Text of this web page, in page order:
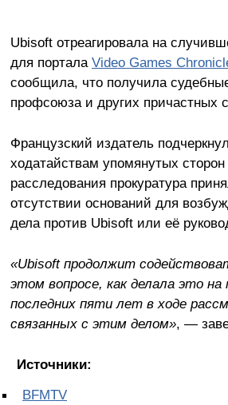
Ubisoft отреагировала на
для портала Video Games
сообщила, что получила
профсоюза и других причастных
Французский издатель
ходатайствам упомянутых сторон
расследования прокуратура
отсутствии оснований для
дела против Ubisoft или её
«Ubisoft продолжит
этом вопросе, как делала это
последних пяти лет в ходе
связанных с этим делом», —
Источники:
BFMTV